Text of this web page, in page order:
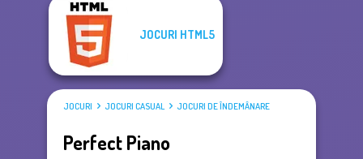
JOCURI HTML5
JOCURI JOCURI CASUAL JOCURI DE ÎNDEMÂNARE
Perfect Piano